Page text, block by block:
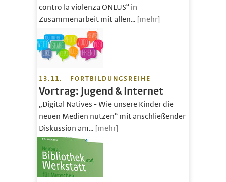
contro la violenza ONLUS“ in
Zusammenarbeit mit allen... [mehr]
13.11. – FORTBILDUNGSREIHE
Vortrag: Jugend & Internet
„Digital Natives - Wie unsere Kinder die
neuen Medien nutzen“ mit anschließender
Diskussion am... [mehr]